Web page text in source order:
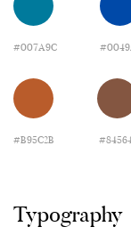
#007A9C
#B95C2B
Typography